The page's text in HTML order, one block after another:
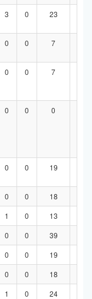
3 0 23
0 0 7
0 0 7
0 0 0
0 0 19
0 0 18
1 0 13
0 0 39
0 0 19
0 0 18
1 0 24